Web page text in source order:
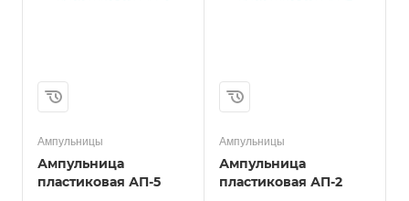
Ампульницы
Ампульница
пластиковая АП-5
Ампульницы
Ампульница
пластиковая АП-2